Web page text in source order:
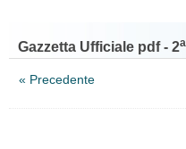
Gazzetta Ufficiale pdf - 2a
« Precedente